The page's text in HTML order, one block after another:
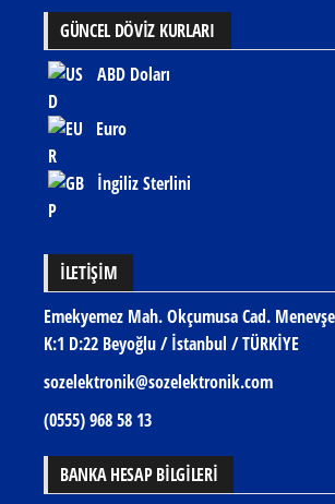
GÜNCEL DÖVİZ KURLARI
ABD Doları
Euro
İngiliz Sterlini
İLETIŞIM
Emekyemez Mah. Okçumusa Cad.
K:1 D:22 Beyoğlu / İstanbul / TÜRKİYE
sozelektronik@sozelektronik.com
(0555) 968 58 13
BANKA HESAP BİLGİLERİ